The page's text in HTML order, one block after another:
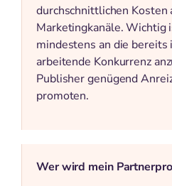
durchschnittlichen Kosten
Marketingkanäle. Wichtig
mindestens an die
arbeitende Konkurrenz
Publisher genügend
promoten.
Wer wird mein